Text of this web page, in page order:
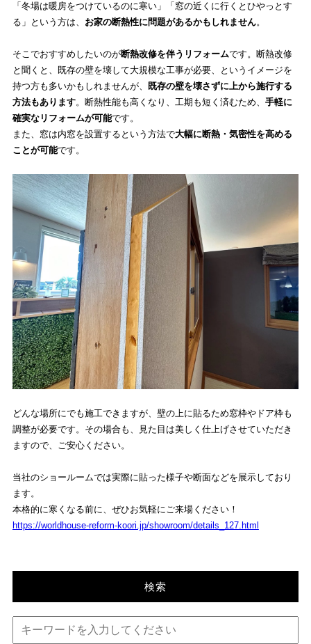
検索
「冬場は暖房をつけているのに寒い」「窓の近くに行くとひやっとす
る」という方は、 お家の断熱性に問題があるかもしれません。
そこでおすすめしたいのが断熱改修を伴うリフォームです。断熱改修
と聞くと、既存の壁を壊して大規模な工事が必要、というイメージを
持つ方も多いかもしれませんが、
既存の壁を壊さずに上から施行する
方法もあります。断熱性能も高くなり、工期も短く済むため、 手軽に
確実なリフォームが可能です。
また、窓は内窓を設置するという方法で大幅に断熱・気密性を高める
ことが可能です。
どんな場所にでも施工できますが、壁の上に貼るため窓枠やドア枠も
調整が必要です。その場合も、見た目は美しく仕上げさせていただき
ますので、ご安心ください。
当社のショールームでは実際に貼った様子や断面などを展示しており
ます。
本格的に寒くなる前に、ぜひお気軽にご来場ください！
https://worldhouse-reform-koori.jp/showroom/details_127.html